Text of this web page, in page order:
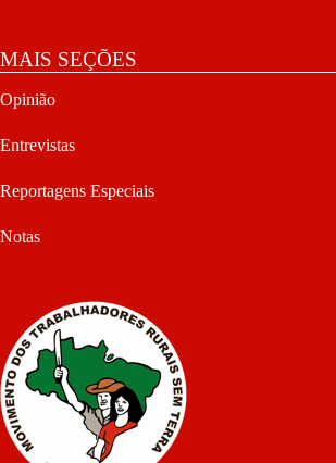
MAIS SEÇÕES
Opinião
Entrevistas
Reportagens Especiais
Notas